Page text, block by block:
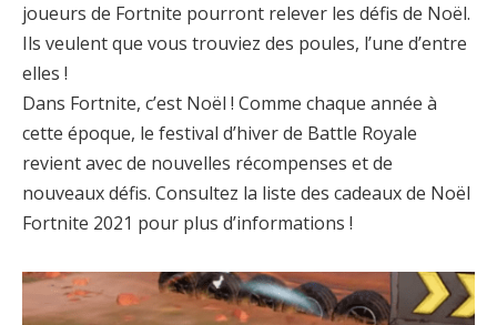
joueurs de Fortnite pourront relever les défis de Noël.
Ils veulent que vous trouviez des poules, l’une d’entre
elles !
Dans Fortnite, c’est Noël ! Comme chaque année à
cette époque, le festival d’hiver de Battle Royale
revient avec de nouvelles récompenses et de
nouveaux défis. Consultez la liste des cadeaux de Noël
Fortnite 2021 pour plus d’informations !